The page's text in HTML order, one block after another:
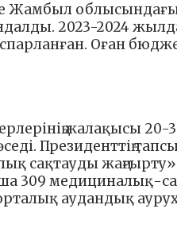
Жамбыл облысындағы
2023-2024
Оған
жалақысы 20-
Президенттің
сақтауды
309 медициналық-
аудандық